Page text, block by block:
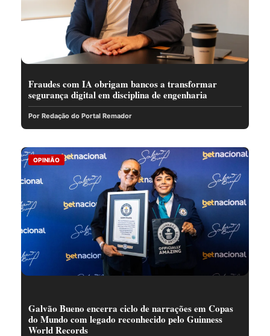
Fraudes com IA obrigam bancos a transformar
segurança digital em disciplina de engenharia
Por Redação do Portal Remador
OPINIÃO
Galvão Bueno encerra ciclo de narrações em Copas
do Mundo com legado reconhecido pelo Guinness
World Records